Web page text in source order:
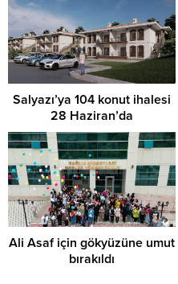
Salyazı’ya 104 konut ihalesi
28 Haziran’da
Ali Asaf için gökyüzüne umut
bırakıldı